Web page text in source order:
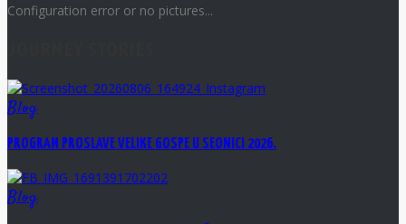
Configuration error or no pictures...
Blog
PROGRAM PROSLAVE VELIKE GOSPE U SEONICI 2026.
Blog